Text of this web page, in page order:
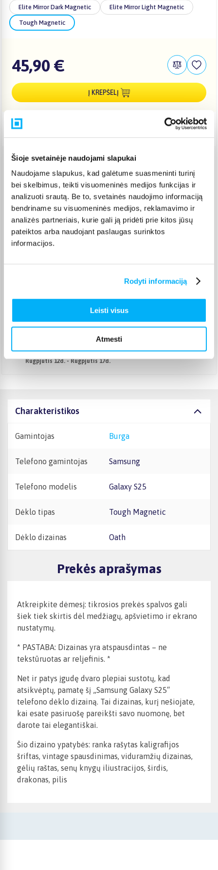
Šioje svetainėje naudojami slapukai
Naudojame slapukus, kad galėtume suasmeninti turinį
bei skelbimus, teikti visuomeninės medijos funkcijas ir
analizuoti srautą. Be to, svetainės naudojimo informaciją
bendriname su visuomeninės medijos, reklamavimo ir
analizės partneriais, kurie gali ją pridėti prie kitos jūsų
pateiktos arba naudojant paslaugas surinktos
informacijos.
Rodyti informaciją
Leisti visus
Atmesti
Elite Mirror Dark Magnetic Elite Mirror Light Magnetic
Tough Magnetic
45,90 €
Į KREPŠELĮ
Pristato ir šeštadienį
Rugpjūtis 12d. - Rugpjūtis 17d.
Venipak kurjeris (2,99 €)
Rugpjūtis 12d. - Rugpjūtis 17d.
Omniva paštomatas ( 2,39 €)
Pristato ir šeštadienį
Rugpjūtis 12d. - Rugpjūtis 17d.
Pristato ir šeštadienį
Rugpjūtis 12d. - Rugpjūtis 17d.
Atsiėmimas Veiverių g. 171, Kaunas (1,99 €)
Rugpjūtis 12d. - Rugpjūtis 17d.
Charakteristikos
Gamintojas Burga
Telefono gamintojas Samsung
Telefono modelis Galaxy S25
Dėklo tipas Tough Magnetic
Dėklo dizainas Oath
Prekės aprašymas
Atkreipkite dėmesį: tikrosios prekės spalvos gali
šiek tiek skirtis dėl medžiagų, apšvietimo ir ekrano
nustatymų.
* PASTABA: Dizainas yra atspausdintas – ne
tekstūruotas ar reljefinis. *
Net ir patys įgudę dvaro plepiai sustotų, kad
atsikvėptų, pamatę šį „Samsung Galaxy S25“
telefono dėklo dizainą. Tai dizainas, kurį nešiojate,
kai esate pasiruošę pareikšti savo nuomonę, bet
darote tai elegantiškai.
Šio dizaino ypatybės: ranka rašytas kaligrafijos
šriftas, vintage spausdinimas, viduramžių dizainas,
gėlių raštas, senų knygų iliustracijos, širdis,
drakonas, pilis